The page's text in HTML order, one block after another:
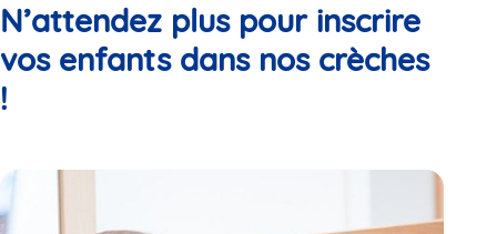
N’attendez plus pour inscrire
vos enfants dans nos crèches
!